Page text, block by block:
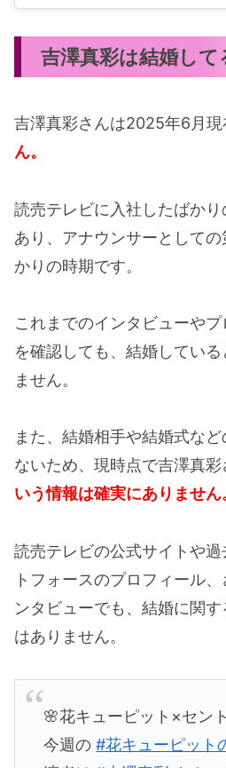
吉澤真彩は結婚して
吉澤真彩さんは2025年6月現
ん。
読売テレビに入社したばか
あり、アナウンサーとして
かりの時期です。
これまでのインタビューや
を確認しても、結婚してい
ません。
また、結婚相手や結婚式な
ないため、現時点で吉澤真彩
いう情報は確実にありません
読売テレビの公式サイトや
トフォースのプロフィール
ンタビューでも、結婚に関
はありません。
🌸花キューピット×セン
今週の#花キューピット